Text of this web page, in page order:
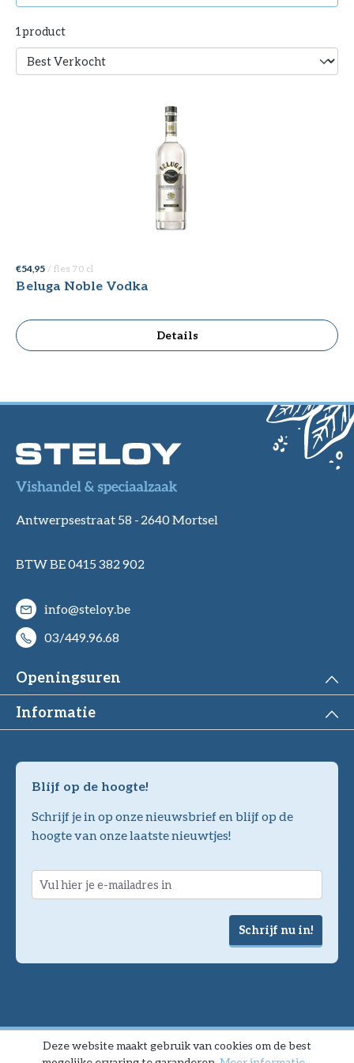
1 product
€ 54,95 / fles 70 cl
Beluga Noble Vodka
Details
Antwerpsestraat 58 - 2640 Mortsel
BTW BE 0415 382 902
info@steloy.be
03/449.96.68
Openingsuren
Informatie
Blijf op de hoogte!
Schrijf je in op onze nieuwsbrief en blijf op de
hoogte van onze laatste nieuwtjes!
Schrijf nu in!
Deze website maakt gebruik van cookies om de best